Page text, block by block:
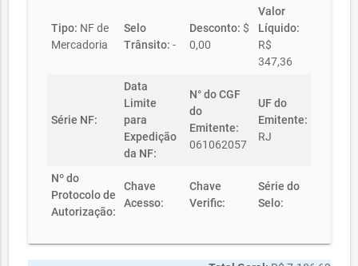
Tipo: NF de
Mercadoria
Selo
Trânsito: -
Desconto: $
0,00
Valor
Líquido:
R$
347,36
Série NF:
Data
Limite
para
Expedição
da NF:
N° do CGF
do
Emitente:
061062057
UF do
Emitente:
RJ
Nº do
Protocolo de
Autorização:
Chave
Acesso:
Chave
Verific:
Série do
Selo: